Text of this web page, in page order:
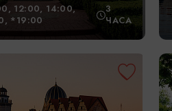
12:00, 14:00,
*19:00
3
ЧАСА